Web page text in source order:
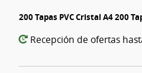
200 Tapas PVC Cristal A4 200
Recepción de ofertas